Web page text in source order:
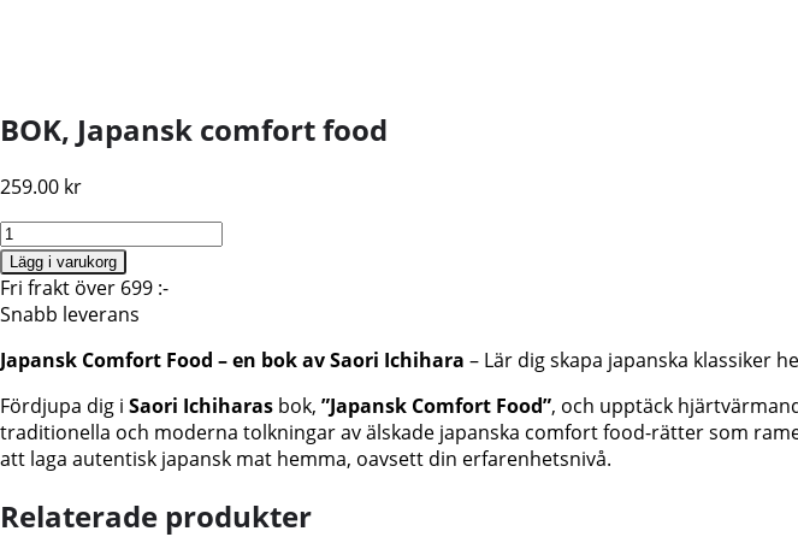
BOK, Japansk comfort food
259.00 kr
Japansk
comfort
food,
Saori
mängd
Lägg i varukorg
Fri frakt över 699 :-
Snabb leverans
Japansk Comfort Food – en bok av Saori Ichihara – Lär dig skapa japanska klassiker
Fördjupa dig i Saori Ichiharas bok, ”Japansk Comfort Food”, och upptäck
traditionella och moderna tolkningar av älskade japanska comfort food-rätter som
att laga autentisk japansk mat hemma, oavsett din erfarenhetsnivå.
Relaterade produkter